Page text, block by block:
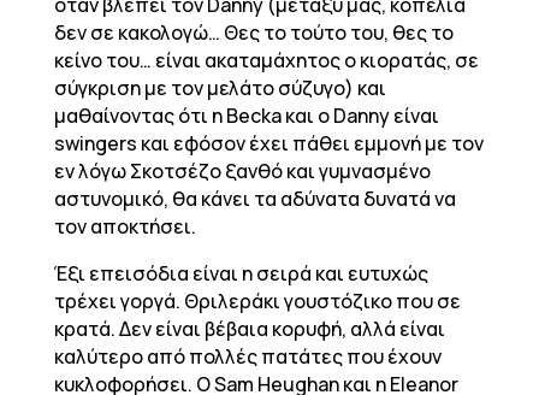
δεν σε κακολογώ… Θες το τούτο του, θες το
κείνο του… είναι ακαταμάχητος ο κιορατάς, σε
σύγκριση με τον μελάτο σύζυγο) και
μαθαίνοντας ότι η Becka και ο Danny είναι
swingers και εφόσον έχει πάθει εμμονή με τον
εν λόγω Σκοτσέζο ξανθό και γυμνασμένο
αστυνομικό, θα κάνει τα αδύνατα δυνατά να
τον αποκτήσει.
Έξι επεισόδια είναι η σειρά και ευτυχώς
τρέχει γοργά. Θριλεράκι γουστόζικο που σε
κρατά. Δεν είναι βέβαια κορυφή, αλλά είναι
καλύτερο από πολλές πατάτες που έχουν
κυκλοφορήσει. Ο Sam Heughan και η Eleanor